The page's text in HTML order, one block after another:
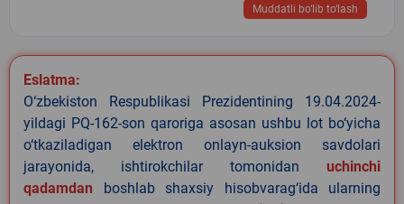
Muddatli bo‘lib to‘lash
Eslatma:
O‘zbekiston Respublikasi Prezidentining 19.04.2024-
yildagi PQ-162-son qaroriga asosan ushbu lot bo‘yicha
o‘tkaziladigan elektron onlayn-auksion savdolari
jarayonida, ishtirokchilar tomonidan uchinchi
qadamdan boshlab shaxsiy hisobvarag‘ida ularning